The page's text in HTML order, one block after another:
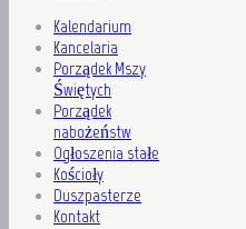
Kalendarium
Kancelaria
Porządek Mszy
Świętych
Porządek
nabożeństw
Ogłoszenia stałe
Kościoły
Duszpasterze
Kontakt